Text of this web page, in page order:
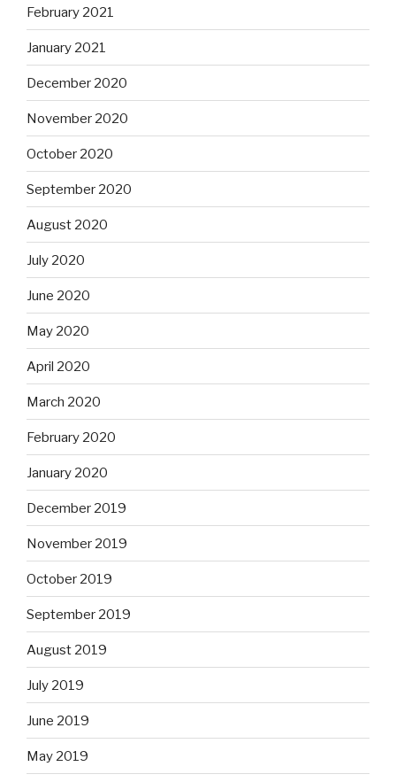
February 2021
January 2021
December 2020
November 2020
October 2020
September 2020
August 2020
July 2020
June 2020
May 2020
April 2020
March 2020
February 2020
January 2020
December 2019
November 2019
October 2019
September 2019
August 2019
July 2019
June 2019
May 2019